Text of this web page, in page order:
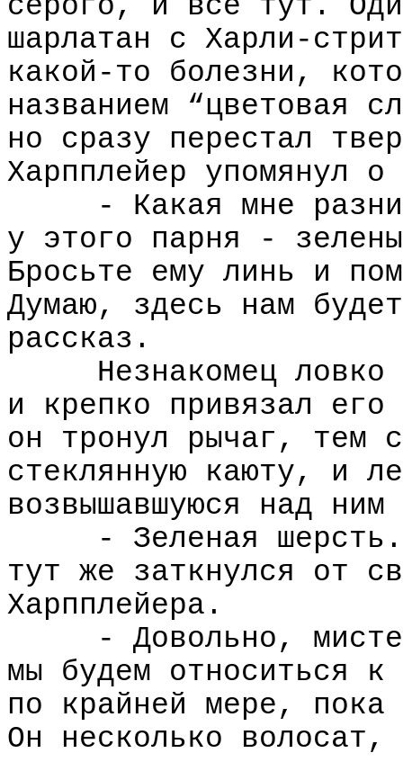
серого, и все тут.
шарлатан с Харли-
какой-то болезни,
названием “цветовая
но сразу перестал
Харпплейер упомянул
- Какая мне
у этого парня -
Бросьте ему линь и
Думаю, здесь нам
рассказ.
Незнакомец
и крепко привязал
он тронул рычаг, тем
стеклянную каюту, и
возвышавшуюся над
- Зеленая
тут же заткнулся от
Харпплейера.
- Довольно,
мы будем относиться
по крайней мере,
Он несколько